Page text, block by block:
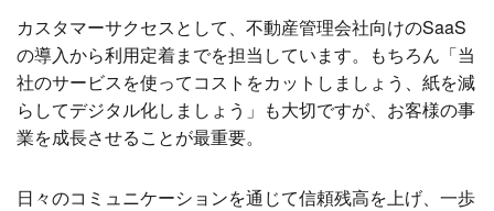
カスタマーサクセスとして、不動産管理会社向けのSaaS
の導入から利用定着までを担当しています。もちろん「当
社のサービスを使ってコストをカットしましょう、紙を減
らしてデジタル化しましょう」も大切ですが、お客様の事
業を成長させることが最重要。
日々のコミュニケーションを通じて信頼残高を上げ、一歩